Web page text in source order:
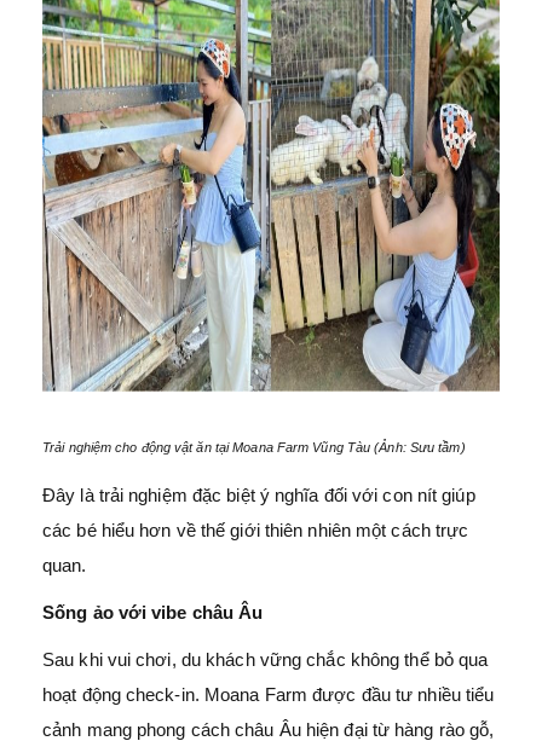
Trải nghiệm cho động vật ăn tại Moana Farm Vũng Tàu (Ảnh: Sưu tầm)
Đây là trải nghiệm đặc biệt ý nghĩa đối với con nít giúp
các bé hiểu hơn về thế giới thiên nhiên một cách trực
quan.
Sống ảo với vibe châu Âu
Sau khi vui chơi, du khách vững chắc không thể bỏ qua
hoạt động check-in. Moana Farm được đầu tư nhiều tiểu
cảnh mang phong cách châu Âu hiện đại từ hàng rào gỗ,